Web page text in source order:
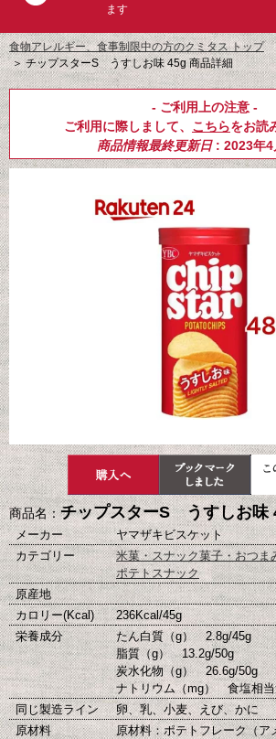
ます
食物アレルギー、食事制限中の方のクミタス トップ
＞チップスターS うすしお味 45g 商品詳細
- ご利用上の注意 -
ご利用に際しまして、 こちらをお読
商品情報最終更新日: 2023年4
商品名：チップスターS うすしお味
メーカー
ヤマザキビスケット
カテゴリー
米菓・スナック菓子・おつま
ポテトスナック
原産地
カロリー(Kcal)
236Kcal/45g
栄養成分
たん白質（g） 2.8g/45g
脂質（g） 13.2g/50g
炭水化物（g） 26.6g/50g
ナトリウム（mg） 食塩相当
同じ製造ライン
卵、乳、小麦、えび、かに
原材料
原材料：ポテトフレーク（ア